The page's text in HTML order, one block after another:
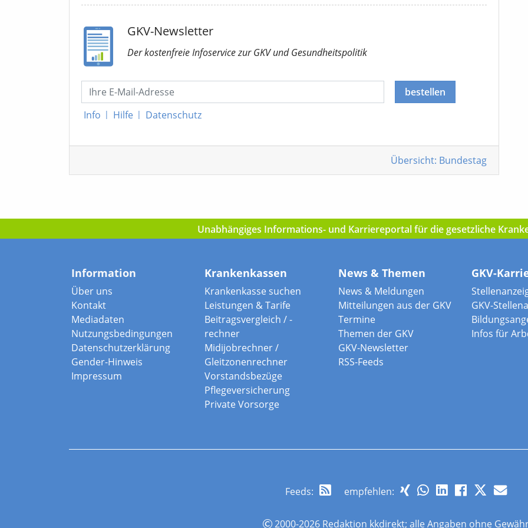
GKV-Newsletter
Der kostenfreie Infoservicezur GKVund Gesundheitspolitik
Info | Hilfe | Datenschutz
bestellen
Übersicht: Bundestag
Unabhängiges Informations- und Karriereportal für die gesetzliche
Information
Über uns
Kontakt
Mediadaten
Nutzungsbedingungen
Datenschutzerklärung
Gender-Hinweis
Impressum
Krankenkassen
Krankenkasse suchen
Leistungen & Tarife
Beitragsvergleich / -
rechner
Midijobrechner /
Gleitzonenrechner
Vorstandsbezüge
Pflegeversicherung
Private Vorsorge
News & Themen
News & Meldungen
Mitteilungen aus der GKV
Termine
Themen der GKV
GKV-Newsletter
RSS-Feeds
GKV-
GKV-
Infos für
Feeds: empfehlen:
2000-2026 Redaktion kkdirekt; alle Angaben ohne